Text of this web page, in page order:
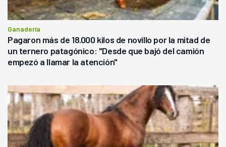
Ganadería
Pagaron más de 18.000 kilos de novillo por la mitad de
un ternero patagónico: "Desde que bajó del camión
empezó a llamar la atención"